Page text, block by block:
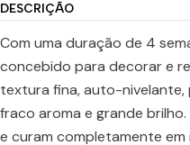
DESCRIÇÃO
Com uma duração de 4
concebido para decorar e
textura fina, auto-nivelante,
fraco aroma e grande
e curam completamente